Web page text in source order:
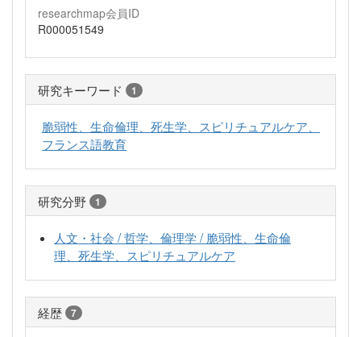
researchmap会員ID
R000051549
研究キーワード 1
脆弱性、生命倫理、死生学、スピリチュアルケア、
フランス語教育
研究分野 1
人文・社会 / 哲学、倫理学 / 脆弱性、生命倫
理、死生学、スピリチュアルケア
経歴 7